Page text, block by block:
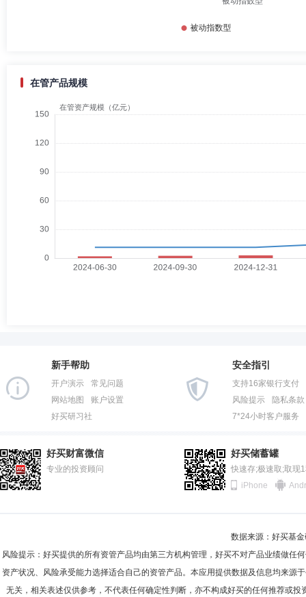
在管产品规模
新手帮助
开户演示
常见问题
网站地图
账户设置
好买研习社
安全指引
支持16家银行支付
风险提示
隐私条款
7*24小时客户服务
好买财富微信
专业的投资顾问
好买储蓄罐
快速存;极速取;取现
iPhone
数据来源：好买基
风险提示：好买提供的所有资管产品均由第三方机构管理，好买不对产品业绩做
资产状况、风险承受能力选择适合自己的资管产品。本应用提供数据及信息均来
无关，相关表述仅供参考，不代表任何确定性判断，亦不构成好买的任何推荐或